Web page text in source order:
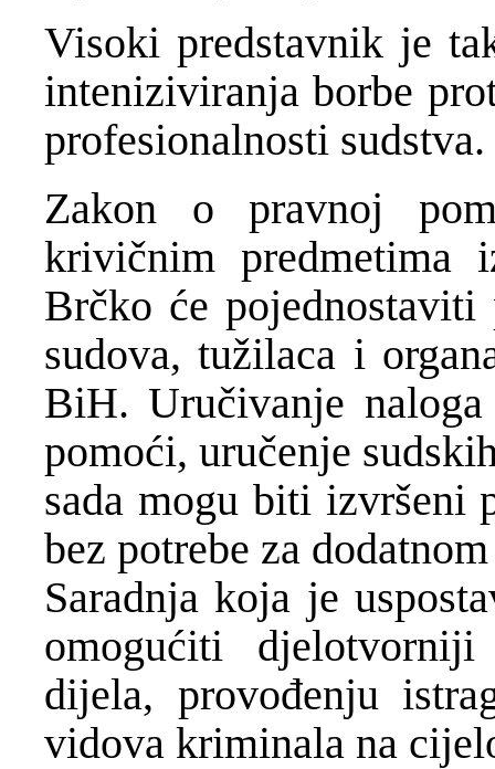
Visoki predstavnik je
inteniziviranja borbe
profesionalnosti sudstva.
Zakon o pravnoj
krivičnim
Brčko će pojednostaviti
sudova, tužilaca i
BiH. Uručivanje naloga
pomoći, uručenje
sada mogu biti izvršeni
bez potrebe za
Saradnja koja je
omogućiti
dijela, provođenju
vidova kriminala na